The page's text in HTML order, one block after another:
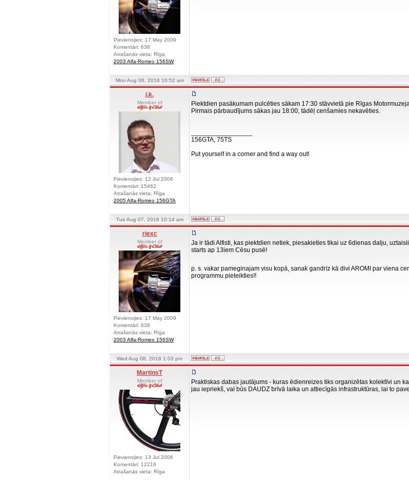
Pievienojies: 17 May 2009
Komentāri: 638
Atrašanās vieta: Rīga
2003 Alfa-Romeo 156SW
Mon Aug 06, 2018 10:52 am
j.k.
Member of
Pievienojies: 12 Jul 2006
Komentāri: 15462
Atrašanās vieta: Rīga
2005 Alfa-Romeo 156GTA
Piektdien pasākumam pulcēties sākam 17:30 stāvvietā pie Rīgas
Pirmais pārbaudījums sākas jau 18:00, tādēļ cenšamies nekavēties.
156GTA, 75TS
Put yourself in a corner and find a way out!
Tue Aug 07, 2018 10:14 am
riexc
Member of
Pievienojies: 17 May 2009
Komentāri: 638
Atrašanās vieta: Rīga
2003 Alfa-Romeo 156SW
Ja ir tādi Alfisti, kas piektdien netiek, piesakieties tikai uz 6dienas dalju,
starts ap 13iem Cēsu pusē!
p. s. vakar pameginajam visu kopā, sanak gandrīz kā divi AROMI par viena
programmu pieteikties!!
Wed Aug 08, 2018 1:03 pm
MartinsT
Member of
Pievienojies: 13 Jul 2006
Komentāri: 12216
Atrašanās vieta: Rīga
Praktiskas dabas jautājums - kuras ēdienreizes tiks organizētas kolektīvi un
jau iepriekš, vai būs DAUDZ brīvā laika un attiecīgās infrastruktūras, lai to